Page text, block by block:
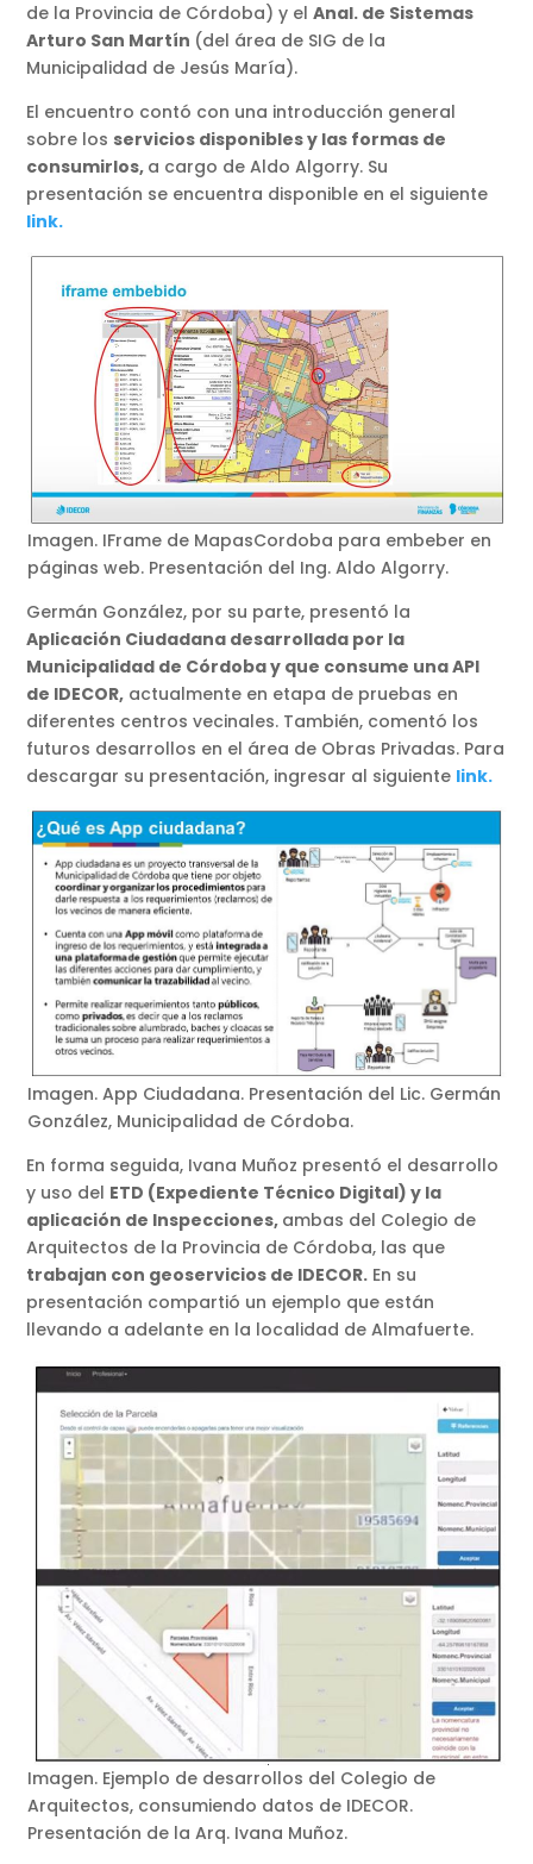
de la Provincia de Córdoba) y elAnal. de Sistemas
Arturo San Martín (del área de SIG de la
Municipalidad de Jesús María).
El encuentro contó con una introducción general
sobre los servicios disponibles y las formas de
consumirlos, a cargo de Aldo Algorry. Su
presentación se encuentra disponible en el siguiente
link.
Imagen. IFrame de MapasCordoba para embeber en
páginas web. Presentación del Ing. Aldo Algorry.
Germán González, por su parte, presentó la
Aplicación Ciudadana desarrollada por la
Municipalidad de Córdoba y que consume una API
de IDECOR, actualmente en etapa de pruebas en
diferentes centros vecinales. También, comentó los
futuros desarrollos en el área de Obras Privadas. Para
descargar su presentación, ingresar al siguiente link.
Imagen. App Ciudadana. Presentación del Lic. Germán
González, Municipalidad de Córdoba.
En forma seguida, Ivana Muñoz presentó el desarrollo
y uso del ETD (Expediente Técnico Digital) y la
aplicación de Inspecciones, ambas del Colegio de
Arquitectos de la Provincia de Córdoba, las que
trabajan con geoservicios de IDECOR. En su
presentación compartió un ejemplo que están
llevando a adelante en la localidad de Almafuerte.
Imagen. Ejemplo de desarrollos del Colegio de
Arquitectos, consumiendo datos de IDECOR.
Presentación de la Arq. Ivana Muñoz.